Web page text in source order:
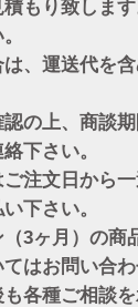
もり致しま
、運送代を
認の上、商談
下さい。
注文日から
下さい。
3ヶ月）の商
はお問い合わ
各種ご相談を